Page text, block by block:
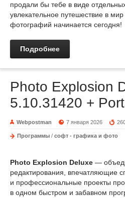
продали бы тебе в виде
увлекательное путешествие в
фотографий начинается сегодня!
Подробнее
Photo Explosion
5.10.31420 +
Webpostman 7 января 2026
Программы / софт - графика и фото
Photo Explosion Deluxe —
редактирования, впечатляющие
и профессиональные проекты
в одном быстром и забавном